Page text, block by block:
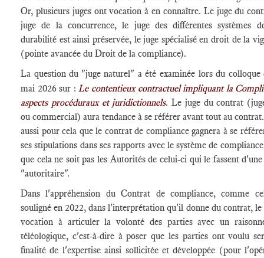
Or, plusieurs juges ont vocation à en connaître. Le juge du
juge de la concurrence, le juge des différentes systèmes
durabilité est ainsi préservée, le juge spécialisé en droit de la
(pointe avancée du Droit de la compliance).
La question du "juge naturel" a été examinée lors du colloque
mai 2026 sur : Le contentieux contractuel impliquant la
aspects procéduraux et juridictionnels. Le juge du contrat
ou commercial) aura tendance à se référer avant tout au
aussi pour cela que le contrat de compliance gagnera à se
ses stipulations dans ses rapports avec le système de
que cela ne soit pas les Autorités de celui-ci qui le fassent
"autoritaire".
Dans l'appréhension du Contrat de compliance, comme
souligné en 2022, dans l'interprétation qu'il donne du contrat, le
vocation à articuler la volonté des parties avec un
téléologique, c'est-à-dire à poser que les parties ont voulu
finalité de l'expertise ainsi sollicitée et développée (pour